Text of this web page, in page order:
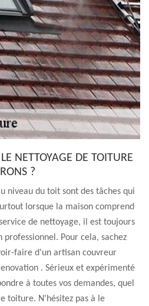
NETTOYAGE DE TOITURE
?
niveau du toit sont des tâches qui
lorsque la maison comprend
de nettoyage, il est toujours
Pour cela, sachez
faire d'un artisan couvreur
. Sérieux et expérimenté
à toutes vos demandes, quel
toiture. N'hésitez pas à le